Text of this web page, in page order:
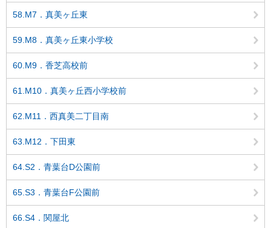
58.M7．真美ヶ丘東
59.M8．真美ヶ丘東小学校
60.M9．香芝高校前
61.M10．真美ヶ丘西小学校前
62.M11．西真美二丁目南
63.M12．下田東
64.S2．青葉台D公園前
65.S3．青葉台F公園前
66.S4．関屋北